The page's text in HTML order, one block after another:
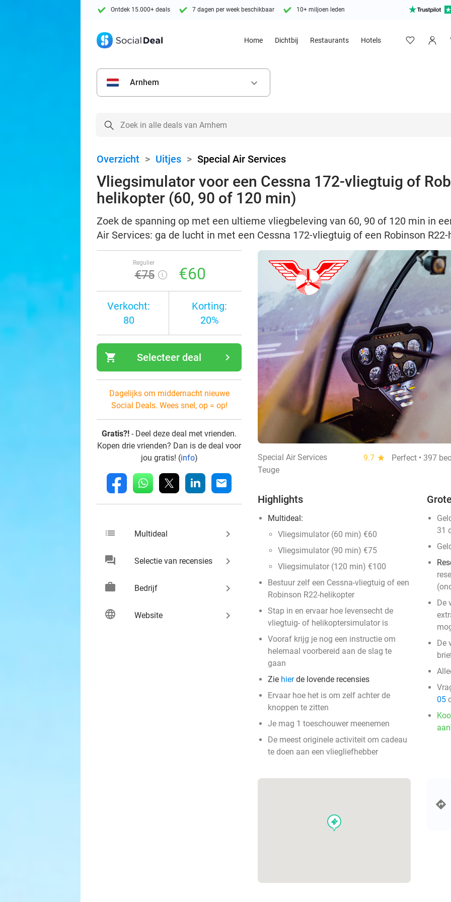
Ontdek 15.000+ deals 7 dagen per week beschikbaar 10+ miljoen leden
Home Dichtbij Restaurants Hotels
Arnhem keyboard_arrow_down
Overzicht > Uitjes > Special Air Services
Vliegsimulator voor een Cessna 172-vliegtuig of
helikopter (60, 90 of 120 min)
Zoek de spanning op met een ultieme vliegbeleving van 60, 90 of 120 min in
Air Services: ga de lucht in met een Cessna 172-vliegtuig of een Robinson
Regulier
€75 €60
Verkocht:
80
Korting:
20%
shopping_cart navigate_next
Selecteer deal
Dagelijks om middernacht nieuwe
Social Deals. Wees snel, op = op!
Gratis?! - Deel deze deal met vrienden.
Kopen drie vrienden? Dan is de deal voor
jou gratis! (info)
fb whatsapp linkedin mail
list Multideal keyboard_arrow_right
chat Selectie van recensies keyboard_arrow_right
work Bedrijf keyboard_arrow_right
language Website keyboard_arrow_right
Special Air Services 9.7 star
Perfect • 397
Teuge
Highlights
Multideal:
Vliegsimulator (60 min) €60
Vliegsimulator (90 min) €75
Vliegsimulator (120 min) €100
Bestuur zelf een Cessna-vliegtuig of een
Robinson R22-helikopter
Stap in en ervaar hoe levensecht de
vliegtuig- of helikoptersimulator is
Vooraf krijg je nog een instructie om
helemaal voorbereid aan de slag te
gaan
Zie hierde lovende recensies
Ervaar hoe het is om zelf achter de
knoppen te zitten
Je mag 1 toeschouwer meenemen
De meest originele activiteit om cadeau
te doen aan een vliegliefhebber
31
De
De
05
events